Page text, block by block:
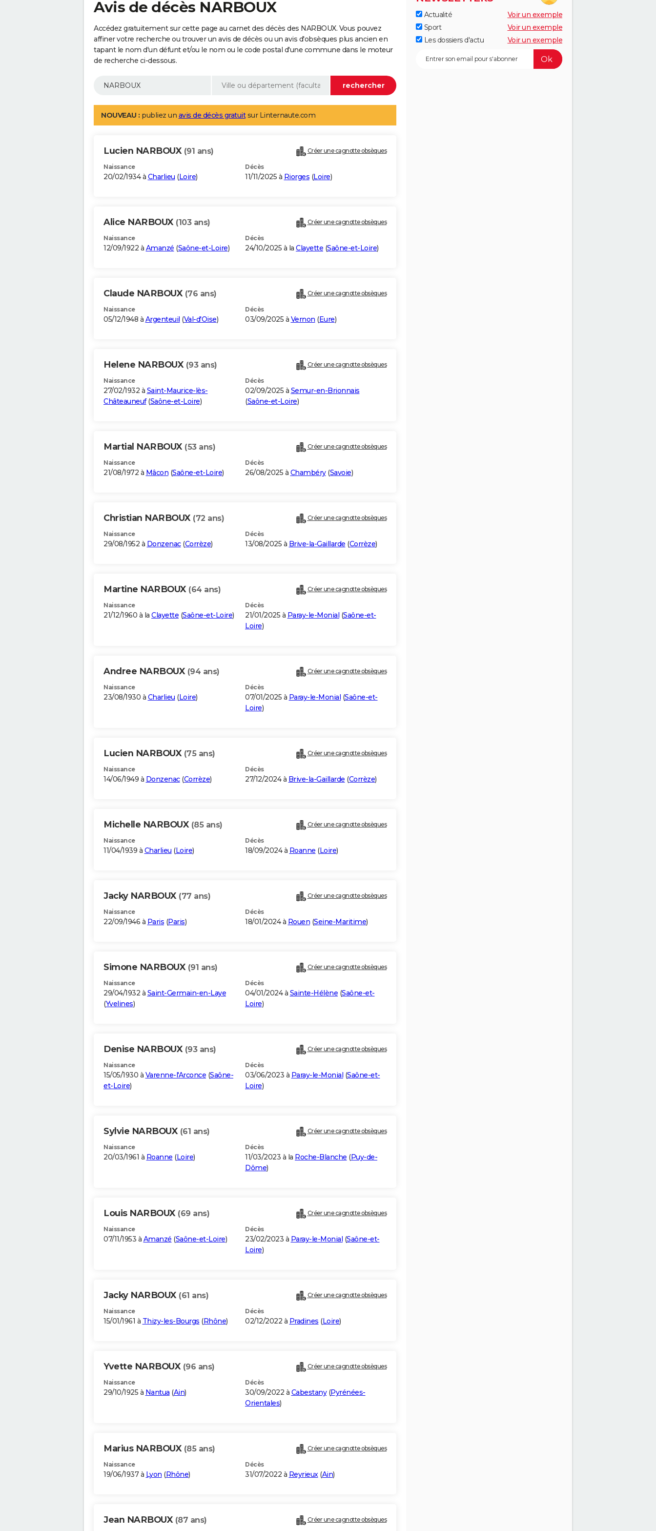
Avis de décès NARBOUX
Accédez gratuitement sur cette page au carnet des décès des NARBOUX. Vous pouvez
affiner votre recherche ou trouver un avis de décès ou un avis d'obsèques plus ancien en
tapant le nom d'un défunt et/ou le nom ou le code postal d'une commune dans le moteur
de recherche ci-dessous.
NOUVEAU : publiez un avis de décès gratuitsur Linternaute.com
Lucien NARBOUX (91 ans) Créer une cagnotte obsèques
Naissance
20/02/1934 à Charlieu (Loire)
Décès
11/11/2025 à Riorges (Loire)
Alice NARBOUX (103 ans) Créer une cagnotte obsèques
Naissance
12/09/1922 à Amanzé (Saône-et-Loire)
Décès
24/10/2025 à la Clayette (Saône-et-Loire)
Claude NARBOUX (76 ans) Créer une cagnotte obsèques
Naissance
05/12/1948 à Argenteuil (Val-d'Oise)
Décès
03/09/2025 à Vernon (Eure)
Helene NARBOUX (93 ans) Créer une cagnotte obsèques
Naissance
27/02/1932 à Saint-Maurice-lès-
Châteauneuf(Saône-et-Loire)
Décès
02/09/2025 à Semur-en-Brionnais
(Saône-et-Loire)
Martial NARBOUX (53 ans) Créer une cagnotte obsèques
Naissance
21/08/1972 à Mâcon (Saône-et-Loire)
Décès
26/08/2025 à Chambéry(Savoie)
Christian NARBOUX (72 ans) Créer une cagnotte obsèques
Naissance
29/08/1952 à Donzenac(Corrèze)
Décès
13/08/2025 à Brive-la-Gaillarde (Corrèze)
Martine NARBOUX (64 ans) Créer une cagnotte obsèques
Naissance
21/12/1960 à la Clayette (Saône-et-Loire)
Décès
21/01/2025 à Paray-le-Monial (Saône-et-
Loire)
Andree NARBOUX (94 ans) Créer une cagnotte obsèques
Naissance
23/08/1930 à Charlieu (Loire)
Décès
07/01/2025 à Paray-le-Monial (Saône-et-
Loire)
Lucien NARBOUX (75 ans) Créer une cagnotte obsèques
Naissance
14/06/1949 à Donzenac(Corrèze)
Décès
27/12/2024 à Brive-la-Gaillarde (Corrèze)
Michelle NARBOUX (85 ans) Créer une cagnotte obsèques
Naissance
11/04/1939 à Charlieu (Loire)
Décès
18/09/2024 à Roanne (Loire)
Jacky NARBOUX (77 ans) Créer une cagnotte obsèques
Naissance
22/09/1946 à Paris (Paris)
Décès
18/01/2024 à Rouen (Seine-Maritime)
Simone NARBOUX (91 ans) Créer une cagnotte obsèques
Naissance
29/04/1932 à Saint-Germain-en-Laye
(Yvelines)
Décès
04/01/2024 à Sainte-Hélène (Saône-et-
Loire)
Denise NARBOUX (93 ans) Créer une cagnotte obsèques
Naissance
15/05/1930 à Varenne-l'Arconce (Saône-
et-Loire)
Décès
03/06/2023 à Paray-le-Monial (Saône-et-
Loire)
Sylvie NARBOUX (61 ans) Créer une cagnotte obsèques
Naissance
20/03/1961 à Roanne (Loire)
Décès
11/03/2023 à la Roche-Blanche (Puy-de-
Dôme)
Louis NARBOUX (69 ans) Créer une cagnotte obsèques
Naissance
07/11/1953 à Amanzé (Saône-et-Loire)
Décès
23/02/2023 à Paray-le-Monial (Saône-et-
Loire)
Jacky NARBOUX (61 ans) Créer une cagnotte obsèques
Naissance
15/01/1961 à Thizy-les-Bourgs (Rhône)
Décès
02/12/2022 à Pradines (Loire)
Yvette NARBOUX (96 ans) Créer une cagnotte obsèques
Naissance
29/10/1925 à Nantua (Ain)
Décès
30/09/2022 à Cabestany(Pyrénées-
Orientales)
Marius NARBOUX (85 ans) Créer une cagnotte obsèques
Naissance
19/06/1937 à Lyon (Rhône)
Décès
31/07/2022 à Reyrieux(Ain)
Jean NARBOUX (87 ans) Créer une cagnotte obsèques
Actualité
Voir un exemple
Sport
Voir un exemple
Les dossiers d'actu
Voir un exemple